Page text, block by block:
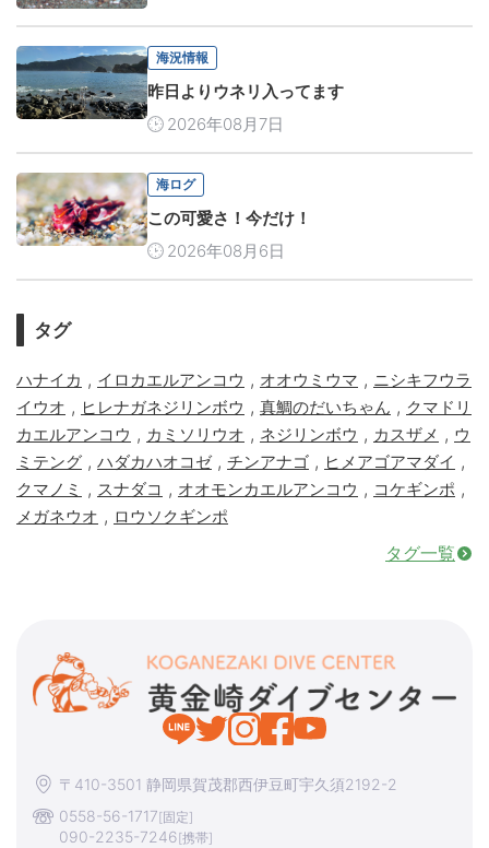
海況情報
昨日よりウネリ入ってます
2026年08月7日
海ログ
この可愛さ！今だけ！
2026年08月6日
タグ
ハナイカ , イロカエルアンコウ , オオウミウマ , ニシキフウラ
イウオ , ヒレナガネジリンボウ , 真鯛のだいちゃん , クマドリ
カエルアンコウ , カミソリウオ , ネジリンボウ , カスザメ , ウ
ミテング , ハダカハオコゼ, チンアナゴ , ヒメアゴアマダイ ,
クマノミ , スナダコ , オオモンカエルアンコウ , コケギンポ ,
メガネウオ , ロウソクギンポ
タグ一覧
〒410-3501 静岡県賀茂郡西伊豆町宇久須2192-2
0558-56-1717[固定]
090-2235-7246[携帯]